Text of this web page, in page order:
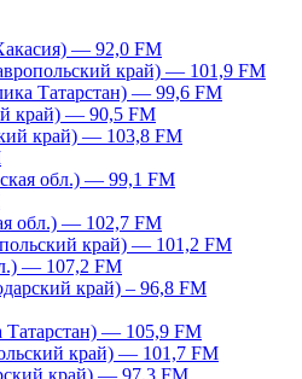
— 92,0 FM
край) — 101,9 FM
Татарстан) — 99,6 FM
край) — 90,5 FM
край) — 103,8 FM
обл.) — 99,1 FM
обл.) — 102,7 FM
край) — 101,2 FM
— 107,2 FM
край) – 96,8 FM
Татарстан) — 105,9 FM
край) — 101,7 FM
край) — 97,3 FM